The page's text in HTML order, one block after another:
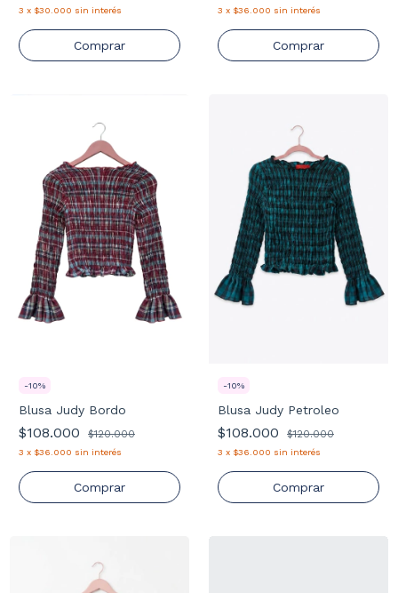
3 x $30.000 sin interés
Comprar
3 x $36.000 sin interés
Comprar
-10%
Blusa Judy Bordo
$108.000 $120.000
3 x $36.000 sin interés
Comprar
-10%
Blusa Judy Petroleo
$108.000 $120.000
3 x $36.000 sin interés
Comprar